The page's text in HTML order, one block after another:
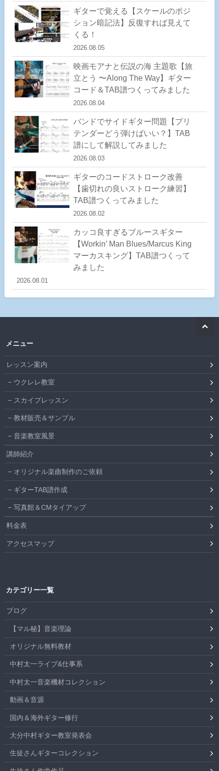
ギターで覚える【スケールのポジ
ション暗記法】反復すれば見えて
くる！
2026.08.05
映画モアナと伝説の海 主題歌【旅
立とう 〜Along The Way】ギター
コード＆TAB譜つくってみました
2026.08.04
バンドでサイドギター問題【プリ
テンダーどう弾けばいい？】TAB
譜にして解説してみました
2026.08.03
ギターのコードストローク改善
【歯切れの良いストローク練習】
TAB譜つくってみました
2026.08.02
カッコ良すぎるブルースギター
【Workin’ Man Blues/Marcus King
マーカスキング】TAB譜つくって
みました
2026.08.01
メニュー
レッスン案内
ウクレレ教室
スカイプレッスン
教材販売＆サンプル
音楽教室風景
講師紹介
オリジナル楽曲制作のご依頼
ギターTAB譜作成
写真館＆CMタイアップ
料金表
アクセスマップ
カテゴリー一覧
ブログ
【マル秘】音楽理論
オリジナル無料教材
中村太一ライブ&仕事系
中村太一音楽機材コレクション
動画＆音源
国内＆海外ギター修行
大分中村ギター教室発表会
生徒さんギターコレクション